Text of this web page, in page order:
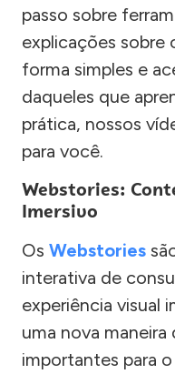
passo sobre
explicações
forma simples e
daqueles que
prática, nossos
para você.
Webstories:
Imersivo
Os Webstories
interativa de
experiência visual
uma nova
importantes para